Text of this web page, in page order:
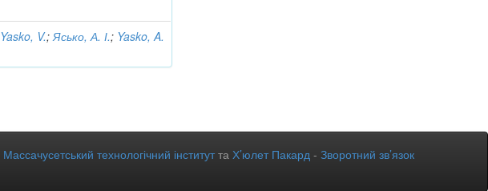
Yasko, V.;Ясько, А. І.; Yasko, A.
Массачусетський технологічний інститутта Х’юлет Пакард - Зворотний зв’язок